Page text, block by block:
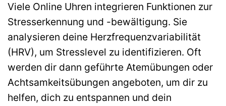
Viele Online Uhren integrieren Funktionen zur
Stresserkennung und -bewältigung. Sie
analysieren deine Herzfrequenzvariabilität
(HRV), um Stresslevel zu identifizieren. Oft
werden dir dann geführte Atemübungen oder
Achtsamkeitsübungen angeboten, um dir zu
helfen, dich zu entspannen und dein